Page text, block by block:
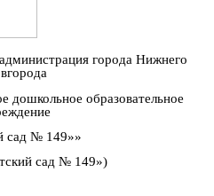
города Нижнего
дошкольное образовательное
сад № 149»»
сад № 149»)